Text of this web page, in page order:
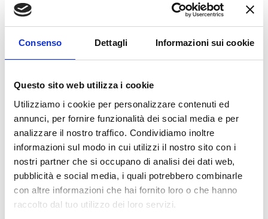
Consenso Dettagli Informazioni sui cookie
Questo sito web utilizza i cookie
Utilizziamo i cookie per personalizzare contenuti ed
annunci, per fornire funzionalità dei social media e per
analizzare il nostro traffico. Condividiamo inoltre
informazioni sul modo in cui utilizzi il nostro sito con i
nostri partner che si occupano di analisi dei dati web,
pubblicità e social media, i quali potrebbero combinarle
con altre informazioni che hai fornito loro o che hanno
raccolto dal tuo utilizzo dei loro servizi.